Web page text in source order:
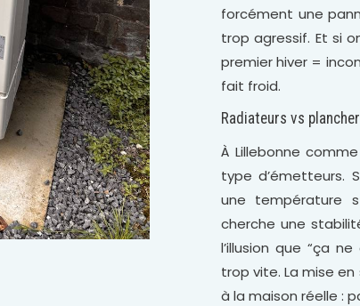
forcément une
trop agressif. Et si
premier hiver =
fait froid.
Radiateurs vs
À Lillebonne
type d’émetteurs.
une température
cherche une
l’illusion que “ça
trop vite. La mise
à la maison réelle :